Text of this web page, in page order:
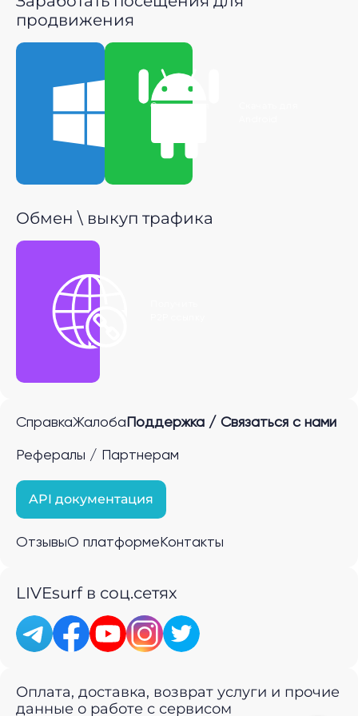
продвижения
Скачать для
Обмен \ выкуп трафика
СправкаЖалоба Поддержка / Связаться с нами
Рефералы / Партнерам
API документация
ОтзывыО платформе Контакты
LIVEsurf в соц.сетях
Оплата, доставка, возврат услуги и прочие
данные о работе с сервисом